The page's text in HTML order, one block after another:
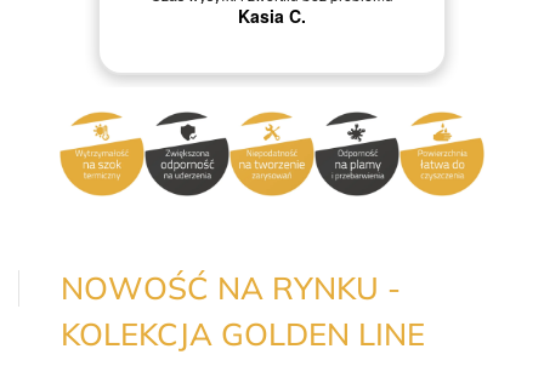
Grażyna M.
NOWOŚĆ NA RYNKU -
KOLEKCJA GOLDEN LINE